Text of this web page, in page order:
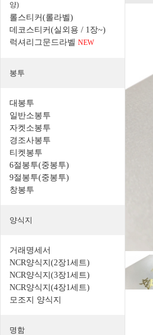
양)
롤스티커(롤라벨)
데코스티커(실외용 / 1장~)
럭셔리그문드라벨 NEW
봉투
대봉투
일반소봉투
자켓소봉투
경조사봉투
티켓봉투
6절봉투(중봉투)
9절봉투(중봉투)
창봉투
양식지
거래명세서
NCR양식지(2장1세트)
NCR양식지(3장1세트)
NCR양식지(4장1세트)
모조지 양식지
명함